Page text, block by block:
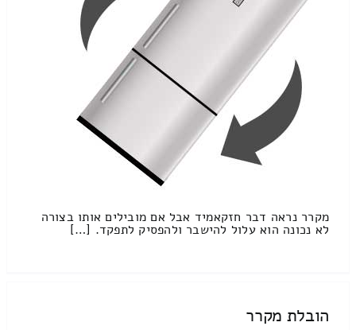
מקרר נראה דבר חזקאמיד אבל אם מובילים אותו בצורה
לא נכונה הוא עלול להישבר ולהפסיק לתפקד. […]
הובלת מקרר